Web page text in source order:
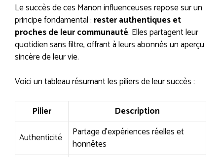
Le succès de ces Manon influenceuses repose sur un
principe fondamental : rester authentiques et
proches de leur communauté. Elles partagent leur
quotidien sans filtre, offrant à leurs abonnés un aperçu
sincère de leur vie.
Voici un tableau résumant les piliers de leur succès :
Pilier
Description
Authenticité
Partage d’expériences réelles et
honnêtes